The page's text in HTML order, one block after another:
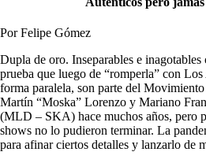
Por Felipe Gómez
Dupla de oro. Inseparables e
prueba que luego de “romperla” con
forma paralela, son parte del
Martín “Moska” Lorenzo y Mariano
(MLD – SKA) hace muchos años, pero
shows no lo pudieron terminar. La
para afinar ciertos detalles y lanzarlo de